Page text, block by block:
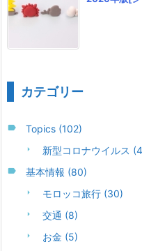
カテゴリー
Topics (102)
新型コロナウイルス
基本情報 (80)
モロッコ旅行 (30)
交通 (8)
お金 (5)